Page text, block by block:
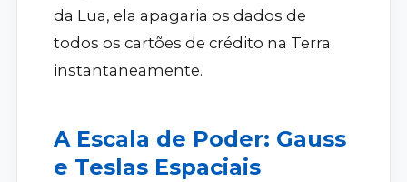
da Lua, ela apagaria os dados de
todos os cartões de crédito na Terra
instantaneamente.
A Escala de Poder: Gauss
e Teslas Espaciais